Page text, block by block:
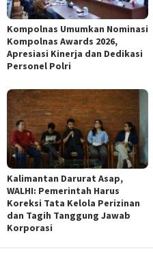
Kompolnas Umumkan Nominasi
Kompolnas Awards 2026,
Apresiasi Kinerja dan Dedikasi
Personel Polri
Kalimantan Darurat Asap,
WALHI: Pemerintah Harus
Koreksi Tata Kelola Perizinan
dan Tagih Tanggung Jawab
Korporasi